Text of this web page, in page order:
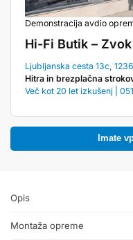
Demonstracija avdio
Hi-Fi Butik –
Ljubljanska cesta 13c,
Hitra in brezplačna
Več kot 20 let izkušenj |
Imate
Opis
Montaža opreme